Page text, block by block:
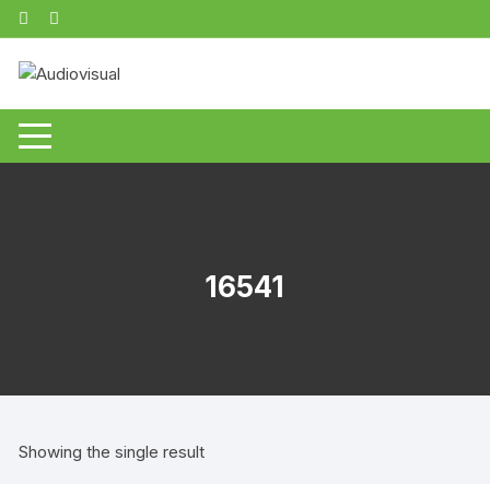
Zum
Inhalt
springen
16541
Showing the single result